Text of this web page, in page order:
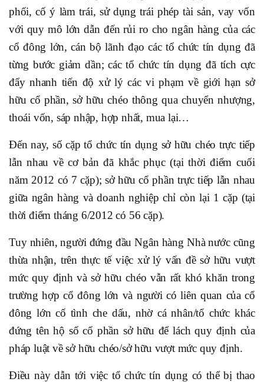
phối, cố ý làm trái, sử dụng trái phép tài sản, vay vốn
với quy mô lớn dẫn đến rủi ro cho ngân hàng của các
cổ đông lớn, cán bộ lãnh đạo các tổ chức tín dụng đã
từng bước giảm dần; các tổ chức tín dụng đã tích cực
đẩy nhanh tiến độ xử lý các vi phạm về giới hạn sở
hữu cổ phần, sở hữu chéo thông qua chuyển nhượng,
thoái vốn, sáp nhập, hợp nhất, mua lại…
Đến nay, số cặp tổ chức tín dụng sở hữu chéo trực tiếp
lẫn nhau về cơ bản đã khắc phục (tại thời điểm cuối
năm 2012 có 7 cặp); sở hữu cổ phần trực tiếp lẫn nhau
giữa ngân hàng và doanh nghiệp chỉ còn lại 1 cặp (tại
thời điểm tháng 6/2012 có 56 cặp).
Tuy nhiên, người đứng đầu Ngân hàng Nhà nước cũng
thừa nhận, trên thực tế việc xử lý vấn đề sở hữu vượt
mức quy định và sở hữu chéo vẫn rất khó khăn trong
trường hợp cổ đông lớn và người có liên quan của cổ
đông lớn cố tình che dấu, nhờ cá nhân/tổ chức khác
đứng tên hộ số cổ phần sở hữu để lách quy định của
pháp luật về sở hữu chéo/sở hữu vượt mức quy định.
Điều này dẫn tới việc tổ chức tín dụng có thể bị thao